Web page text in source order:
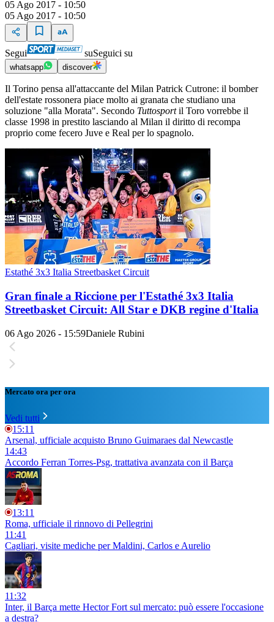
05 Ago 2017 - 10:50
05 Ago 2017 - 10:50
Segui suSeguici su
whatsapp discover
Il Torino pensa all'attaccante del Milan Patrick Cutrone: il bomber
dell'estate rossonera piace molto ai granata che studiano una
soluzione "alla Morata". Secondo Tuttosportil Toro vorrebbe il
classe 1998 in prestito lasciando al Milan il diritto di recompa
proprio come fecero Juve e Real per lo spagnolo.
Estathé 3x3 Italia Streetbasket Circuit
Gran finale a Riccione per l'Estathé 3x3 Italia
Streetbasket Circuit: All Star e DKB regine d'Italia
06 Ago 2026 - 15:59Daniele Rubini
Mercato ora per ora
Vedi tutti
15:11
Arsenal, ufficiale acquisto Bruno Guimaraes dal Newcastle
14:43
Accordo Ferran Torres-Psg, trattativa avanzata con il Barça
13:11
Roma, ufficiale il rinnovo di Pellegrini
11:41
Cagliari, visite mediche per Maldini, Carlos e Aurelio
11:32
Inter, il Barça mette Hector Fort sul mercato: può essere l'occasione
a destra?